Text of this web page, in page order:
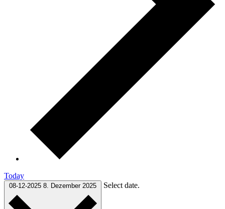
Today
08-12-2025 8. Dezember 2025 Select date.